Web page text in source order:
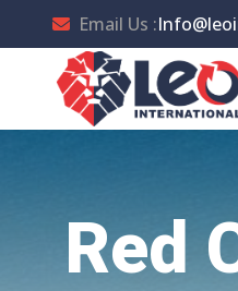
Email Us :
Red